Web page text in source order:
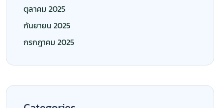
ตุลาคม 2025
กันยายน 2025
กรกฎาคม 2025